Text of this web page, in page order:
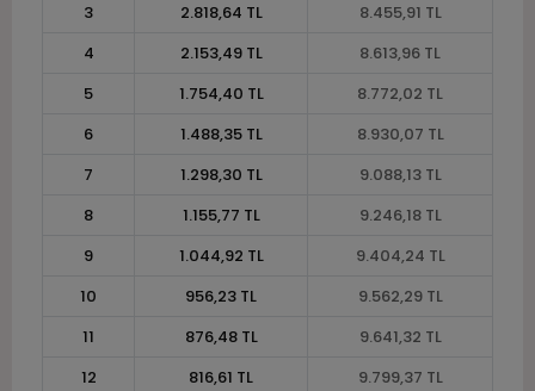
3
2.818,64 TL
8.455,91 TL
4
2.153,49 TL
8.613,96 TL
5
1.754,40 TL
8.772,02 TL
6
1.488,35 TL
8.930,07 TL
7
1.298,30 TL
9.088,13 TL
8
1.155,77 TL
9.246,18 TL
9
1.044,92 TL
9.404,24 TL
10
956,23 TL
9.562,29 TL
11
876,48 TL
9.641,32 TL
12
816,61 TL 9.799,37 TL